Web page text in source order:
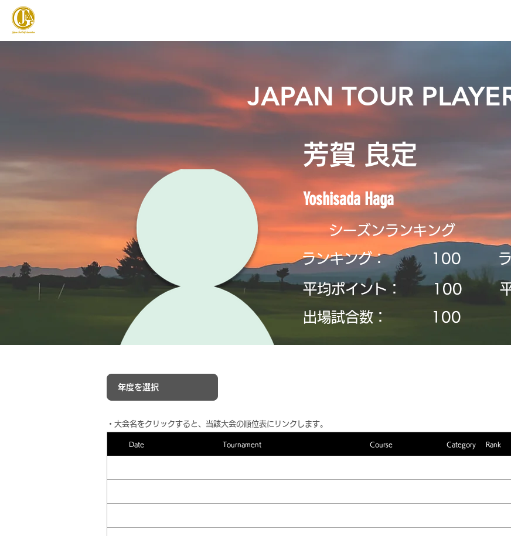
JAPAN TOUR
芳賀 良定
Yoshisada Haga
シーズンランキング
ランキング：
​100
平均ポイント：
​出場試合数：
​100
​100
​・大会名をクリックすると、当該大会の順位表にリンクします。
Date Tournament Course Category Rank